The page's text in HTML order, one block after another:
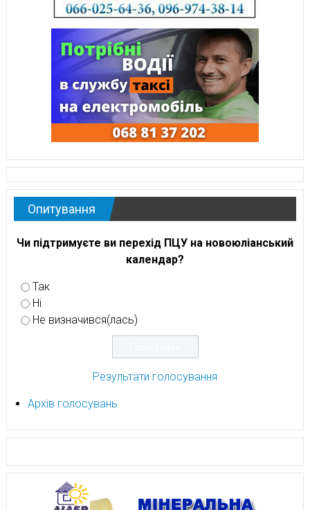
Опитування
Чи підтримуєте ви перехід ПЦУ на новоюліанський
календар?
Так
Ні
Не визначився(лась)
Результати голосування
Архів голосувань